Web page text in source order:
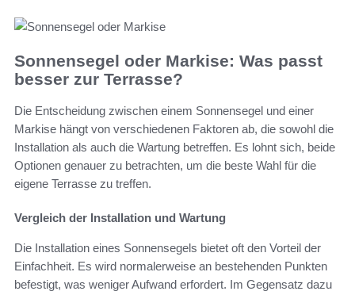
Sonnensegel oder Markise: Was passt
besser zur Terrasse?
Die Entscheidung zwischen einem Sonnensegel und einer
Markise hängt von verschiedenen Faktoren ab, die sowohl die
Installation als auch die Wartung betreffen. Es lohnt sich, beide
Optionen genauer zu betrachten, um die beste Wahl für die
eigene Terrasse zu treffen.
Vergleich der Installation und Wartung
Die Installation eines Sonnensegels bietet oft den Vorteil der
Einfachheit. Es wird normalerweise an bestehenden Punkten
befestigt, was weniger Aufwand erfordert. Im Gegensatz dazu